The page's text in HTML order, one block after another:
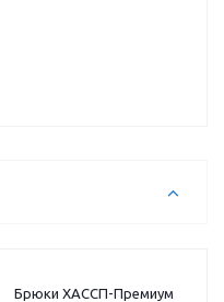
Брюки ХАССП-Премиум